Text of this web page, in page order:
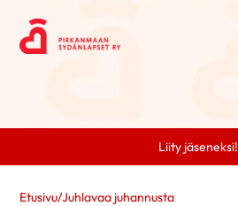
Liity jäseneksi!
Etusivu/Juhlavaa juhannusta